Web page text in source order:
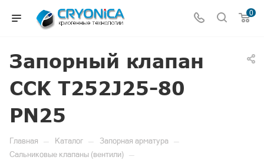
0
Запорный клапан
CCK T252J25-80
PN25
Главная — Каталог — Запорная арматура —
Сальниковые клапаны (вентили) —